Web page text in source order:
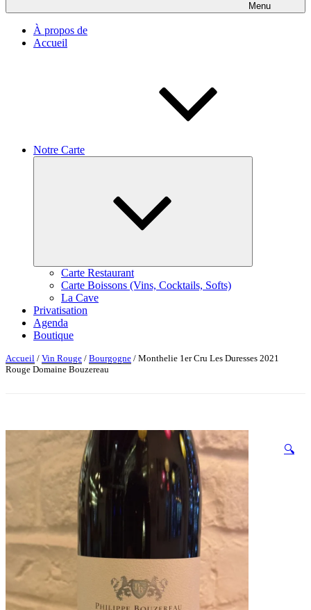
Menu
À propos de
Accueil
Notre Carte
Carte Restaurant
Carte Boissons (Vins, Cocktails, Softs)
La Cave
Privatisation
Agenda
Boutique
Accueil / Vin Rouge / Bourgogne / Monthelie 1er Cru Les Duresses 2021
Rouge Domaine Bouzereau
🔍